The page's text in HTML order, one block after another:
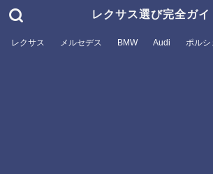
レクサス選び完全ガイ
レクサス メルセデス BMW Audi ポルシ